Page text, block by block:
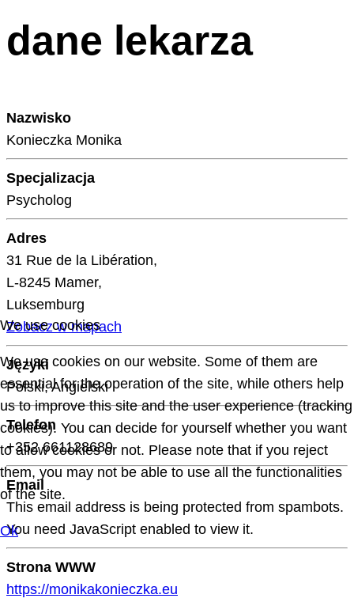
dane lekarza
Nazwisko
Konieczka Monika
Specjalizacja
Psycholog
Adres
31 Rue de la Libération,
L-8245 Mamer,
Luksemburg
Zobacz w mapach
Języki
Polski, Angielski
Telefon
+352 661128689
Email
This email address is being protected from spambots.
You need JavaScript enabled to view it.
Strona WWW
https://monikakonieczka.eu
We use cookies
We use cookies on our website. Some of them are
essential for the operation of the site, while others help
us to improve this site and the user experience (tracking
cookies). You can decide for yourself whether you want
to allow cookies or not. Please note that if you reject
them, you may not be able to use all the functionalities
of the site.
Ok